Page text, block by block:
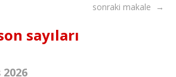
sonraki makale →
sayıları